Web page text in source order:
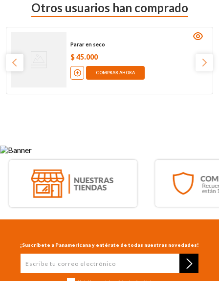
Otros usuarios han comprado
Parar en seco
$ 45.000
COMPRAR AHORA
¡Suscríbete a Panamericana y entérate de todas nuestras novedades!